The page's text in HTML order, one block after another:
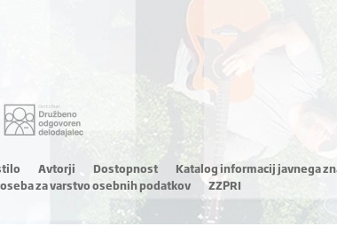
Avtorji Dostopnost
Katalog informacij javnega
za varstvo osebnih podatkov
ZZPRI